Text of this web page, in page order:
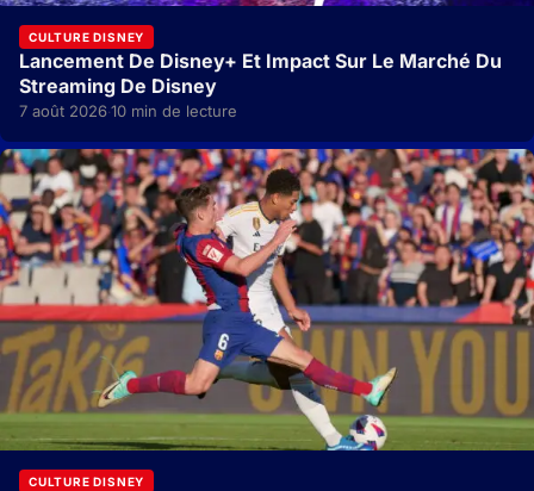
CULTURE DISNEY
Lancement De Disney+ Et Impact Sur Le Marché Du
Streaming De Disney
7 août 2026·10 min de lecture
CULTURE DISNEY